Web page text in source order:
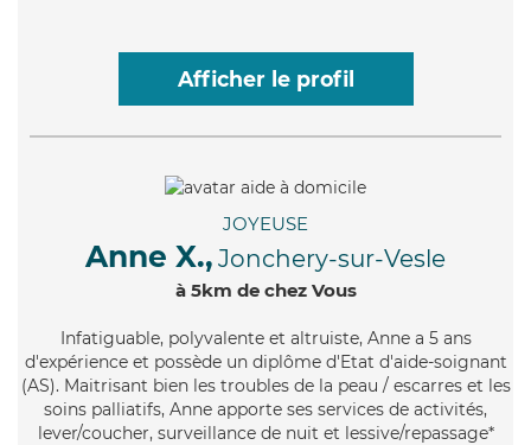
Afficher le profil
JOYEUSE
Anne X., Jonchery-sur-Vesle
à 5km de chez Vous
Infatiguable, polyvalente et altruiste, Anne a 5 ans
d'expérience et possède un diplôme d'Etat d'aide-soignant
(AS). Maitrisant bien les troubles de la peau / escarres et les
soins palliatifs, Anne apporte ses services de activités,
lever/coucher, surveillance de nuit et lessive/repassage*